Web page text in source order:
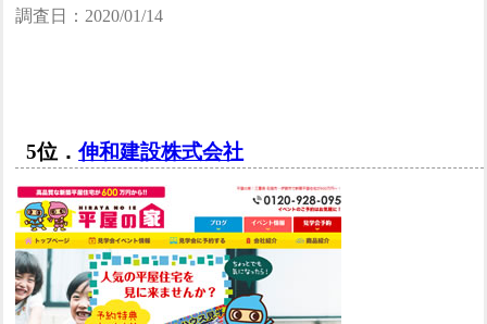
調査日：2020/01/14
5位．伸和建設株式会社